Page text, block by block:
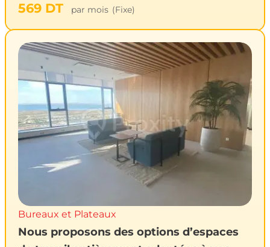
569 DT par mois (Fixe)
Bureaux et Plateaux
Nous proposons des options d’espaces